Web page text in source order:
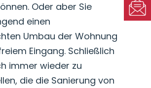
Oder aber Sie
einen
Umbau der Wohnung
Eingang. Schließlich
immer wieder zu
die die Sanierung von